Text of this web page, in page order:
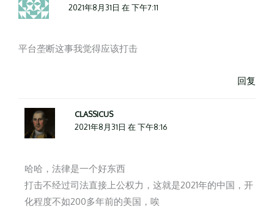
2021年8月31日 在 下午7:11
平台垄断这事我觉得应该打击
回复
CLASSICUS
2021年8月31日 在 下午8:16
哈哈，法律是一个好东西
打击不经过司法直接上公权力，这就是2021年的中国，开
化程度不如200多年前的美国，唉